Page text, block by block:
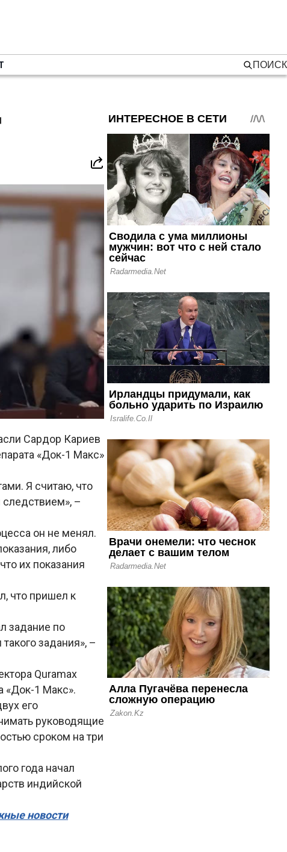
ПОИСК
Сардор Кариев
«Док-1 Макс»
Я считаю, что
–
он не менял.
либо
их показания
что пришел к
задание по
задания», –
Quramax
«Док-1 Макс».
его
руководящие
сроком на три
года начал
индийской
новости